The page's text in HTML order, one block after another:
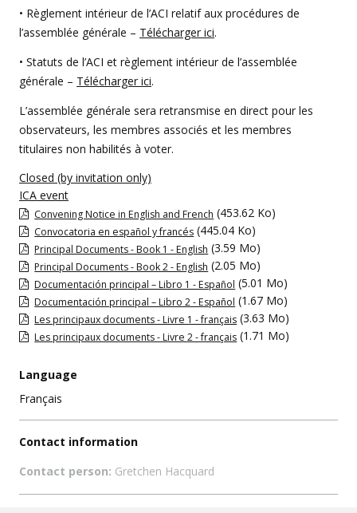
• Règlement intérieur de l’ACI relatif aux procédures de
l’assemblée générale – Télécharger ici.
• Statuts de l’ACI et règlement intérieur de l’assemblée
générale – Télécharger ici.
L’assemblée générale sera retransmise en direct pour les
observateurs, les membres associés et les membres
titulaires non habilités à voter.
Closed (by invitation only)
ICA event
Convening Notice in English and French (453.62 Ko)
Convocatoria en español y francés (445.04 Ko)
Principal Documents - Book 1 - English (3.59 Mo)
Principal Documents - Book 2 - English (2.05 Mo)
Documentación principal – Libro 1 - Español (5.01 Mo)
Documentación principal – Libro 2 - Español (1.67 Mo)
Les principaux documents - Livre 1 - français (3.63 Mo)
Les principaux documents - Livre 2 - français (1.71 Mo)
Language
Français
Contact information
Contact person: Gretchen Hacquard